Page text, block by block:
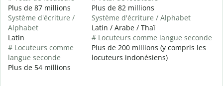
Plus de 87 millions
Système d'écriture /
Alphabet
Latin
# Locuteurs comme
langue seconde
Plus de 54 millions
Plus de 82 millions
Système d'écriture / Alphabet
Latin / Arabe / Thaï
# Locuteurs comme langue seconde
Plus de 200 millions (y compris les
locuteurs indonésiens)